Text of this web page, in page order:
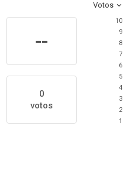
Votos
--
0
votos
10
9
8
7
6
5
4
3
2
1